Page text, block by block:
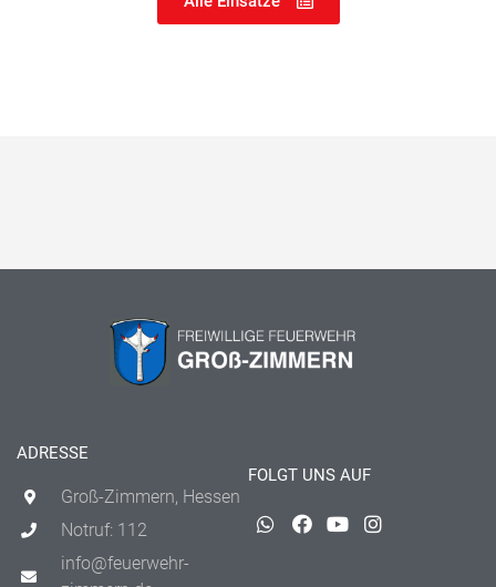
ADRESSE
Groß-Zimmern, Hessen
Notruf: 112
info@feuerwehr-
FOLGT UNS AUF